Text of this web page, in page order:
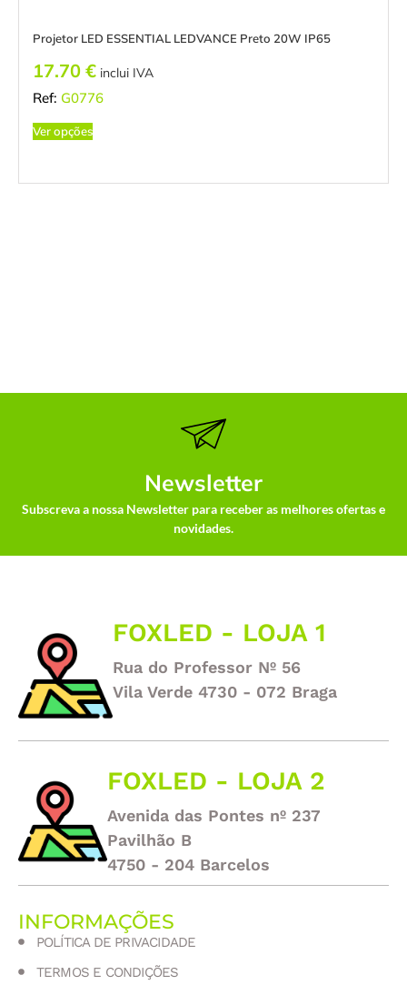
Projetor LED ESSENTIAL LEDVANCE Preto 20W IP65
17.70 € inclui IVA
Ref: G0776
Ver opções
Newsletter
Subscreva a nossa Newsletter para receber as melhores ofertas e
novidades.
FOXLED - LOJA 1
Rua do Professor Nº 56
Vila Verde 4730 - 072 Braga
FOXLED - LOJA 2
Avenida das Pontes nº 237
Pavilhão B
4750 - 204 Barcelos
INFORMAÇÕES
POLÍTICA DE PRIVACIDADE
TERMOS E CONDIÇÕES